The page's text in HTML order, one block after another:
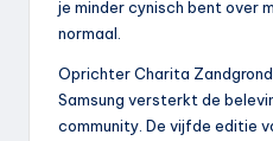
je minder cynisch bent over
normaal.
Oprichter Charita
Samsung versterkt de
community. De vijfde editie